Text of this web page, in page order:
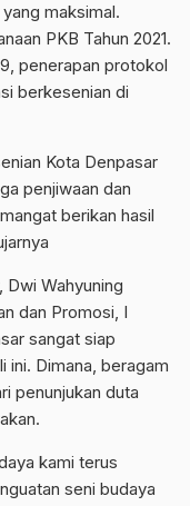
maksimal.
PKB Tahun 2021.
penerapan protokol
berkesenian di
Kota Denpasar
penjiwaan dan
berikan hasil
Dwi Wahyuning
dan Promosi, I
sangat siap
ini. Dimana, beragam
penunjukan duta
kami terus
seni budaya